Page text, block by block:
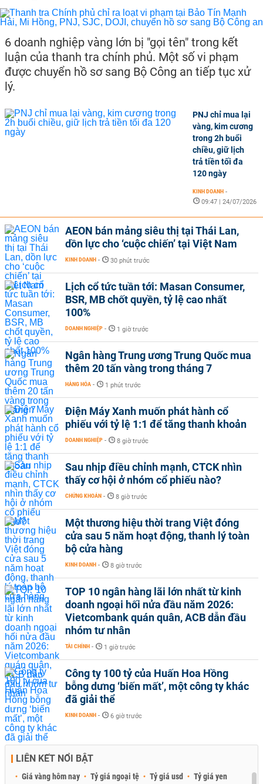
6 doanh nghiệp vàng lớn bị "gọi tên" trong kết
luận của thanh tra chính phủ. Một số vi phạm
được chuyển hồ sơ sang Bộ Công an tiếp tục xử
lý.
PNJ chỉ mua lại
vàng, kim cương
trong 2h buổi
chiều, giữ lịch
trả tiền tối đa
120 ngày
KINH DOANH -
09:47 | 24/07/2026
AEON bán mảng siêu thị tại Thái Lan,
dồn lực cho ‘cuộc chiến’ tại Việt Nam
KINH DOANH - 30 phút trước
Lịch cổ tức tuần tới: Masan Consumer,
BSR, MB chốt quyền, tỷ lệ cao nhất
100%
DOANH NGHIỆP - 1 giờ trước
Ngân hàng Trung ương Trung Quốc mua
thêm 20 tấn vàng trong tháng 7
HÀNG HÓA - 1 phút trước
Điện Máy Xanh muốn phát hành cổ
phiếu với tỷ lệ 1:1 để tăng thanh khoản
DOANH NGHIỆP - 8 giờ trước
Sau nhịp điều chỉnh mạnh, CTCK nhìn
thấy cơ hội ở nhóm cổ phiếu nào?
CHỨNG KHOÁN - 8 giờ trước
Một thương hiệu thời trang Việt đóng
cửa sau 5 năm hoạt động, thanh lý toàn
bộ cửa hàng
KINH DOANH - 8 giờ trước
TOP 10 ngân hàng lãi lớn nhất từ kinh
doanh ngoại hối nửa đầu năm 2026:
Vietcombank quán quân, ACB dẫn đầu
nhóm tư nhân
TÀI CHÍNH - 1 giờ trước
Công ty 100 tỷ của Huấn Hoa Hồng
bỗng dưng ‘biến mất’, một công ty khác
đã giải thể
KINH DOANH - 6 giờ trước
LIÊN KẾT NỔI BẬT
Giá vàng hôm nay Tỷ giá ngoại tệ Tỷ giá usd Tỷ giá yen